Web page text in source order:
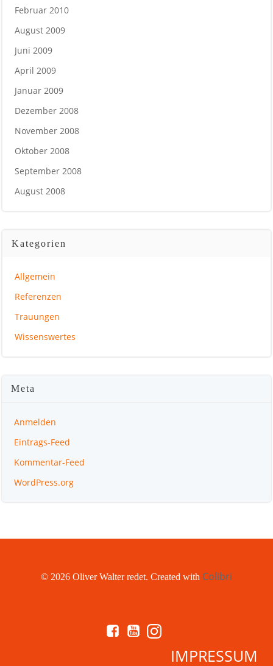
Februar 2010
August 2009
Juni 2009
April 2009
Januar 2009
Dezember 2008
November 2008
Oktober 2008
September 2008
August 2008
Kategorien
Allgemein
Referenzen
Trauungen
Wissenswertes
Meta
Anmelden
Eintrags-Feed
Kommentar-Feed
WordPress.org
© 2026 Oliver Walter redet. Created with Colibri
IMPRESSUM